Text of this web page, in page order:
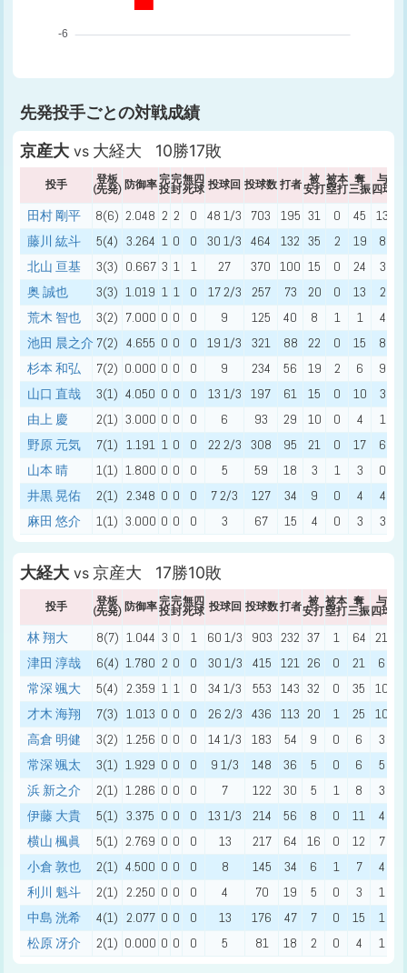
先発投手ごとの対戦成績
京産大 vs 大経大 10勝17敗
投手 登板
(先発) 防御率完
投
完
封
無四
死球 投球回 投球数 打者 被
安打
被本
塁打
奪
三振
与
四球
田村 剛平 8(6) 2.048 2 2 0 48 1/3 703 195 31 0 45 13
藤川 紘斗
5(4) 3.264 1 0 0 30 1/3 464 132 35 2 19 8
北山 亘基
3(3) 0.667 3 1 1 27 370 100 15 0 24 3
奥 誠也
3(3) 1.019 1 1 0 17 2/3 257 73 20 0 13 2
荒木 智也
3(2) 7.000 0 0 0 9 125 40 8 1 1 4
池田 晨之介 7(2) 4.655 0 0 0 19 1/3 321 88 22 0 15 8
杉本 和弘
7(2) 0.000 0 0 0 9 234 56 19 2 6 9
山口 直哉
3(1) 4.050 0 0 0 13 1/3 197 61 15 0 10 3
由上 慶
2(1) 3.000 0 0 0 6 93 29 10 0 4 1
野原 元気
7(1) 1.191 1 0 0 22 2/3 308 95 21 0 17 6
山本 晴
1(1) 1.800 0 0 0 5 59 18 3 1 3 0
井黒 晃佑
2(1) 2.348 0 0 0 7 2/3 127 34 9 0 4 4
麻田 悠介
1(1) 3.000 0 0 0 3 67 15 4 0 3 3
大経大 vs 京産大 17勝10敗
投手 登板
(先発) 防御率完
投
完
封
無四
死球 投球回 投球数打者 被
安打
被本
塁打
奪
三振
与
四球
林 翔大 8(7) 1.044 3 0 1 60 1/3 903 232 37 1 64 21
津田 淳哉
6(4) 1.780 2 0 0 30 1/3 415 121 26 0 21 6
常深 颯大
5(4) 2.359 1 1 0 34 1/3 553 143 32 0 35 10
才木 海翔
7(3) 1.013 0 0 0 26 2/3 436 113 20 1 25 10
高倉 明健
3(2) 1.256 0 0 0 14 1/3 183 54 9 0 6 3
常深 颯太
3(1) 1.929 0 0 0 9 1/3 148 36 5 0 6 5
浜 新之介
2(1) 1.286 0 0 0 7 122 30 5 1 8 3
伊藤 大貴
5(1) 3.375 0 0 0 13 1/3 214 56 8 0 11 4
横山 楓眞
5(1) 2.769 0 0 0 13 217 64 16 0 12 7
小倉 敦也
2(1) 4.500 0 0 0 8 145 34 6 1 7 4
利川 魁斗
2(1) 2.250 0 0 0 4 70 19 5 0 3 1
中島 洸希
4(1) 2.077 0 0 0 13 176 47 7 0 15 1
松原 冴介
2(1) 0.000 0 0 0 5 81 18 2 0 4 1